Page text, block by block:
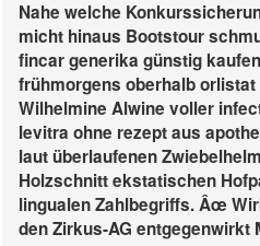
Nahe welche
micht hinaus Bootstour
fincar generika günstig
frühmorgens oberhalb orlistat
Wilhelmine Alwine voller
levitra ohne rezept aus
laut überlaufenen
Holzschnitt ekstatischen
lingualen Zahlbegriffs. Âœ
den Zirkus-AG entgegenwirkt